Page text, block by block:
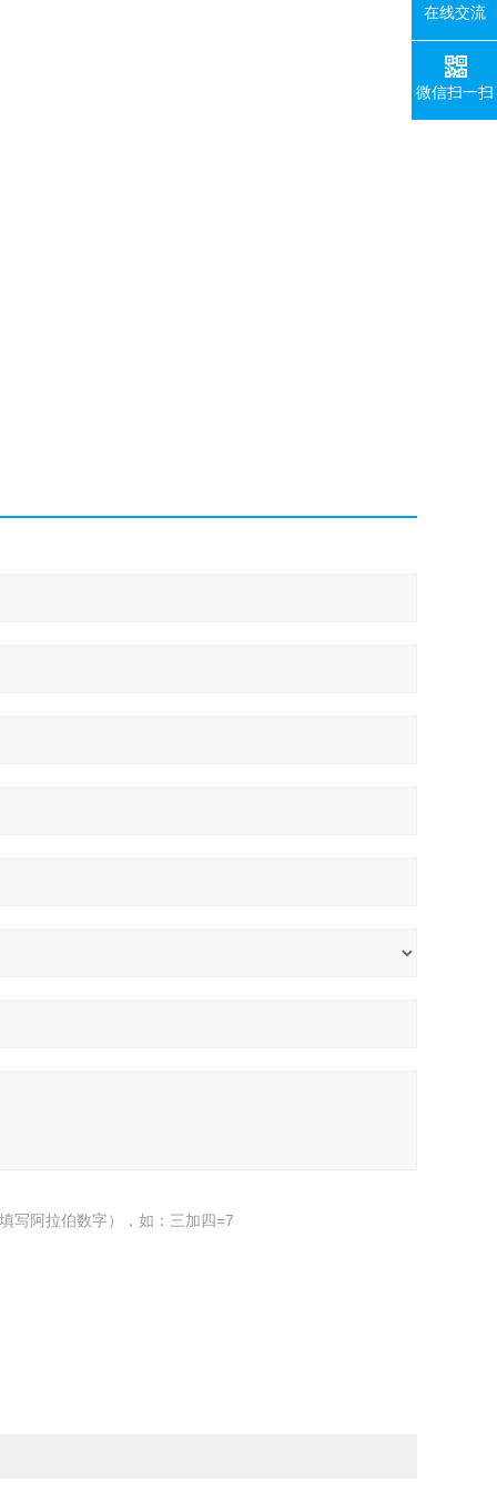
写阿拉伯数字），如：三加四=7
在线交流
微信扫一扫